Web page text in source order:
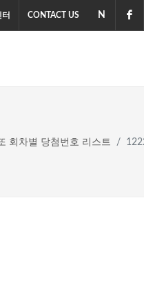
CONTACT US N Naver
회차별 당첨번호 리스트